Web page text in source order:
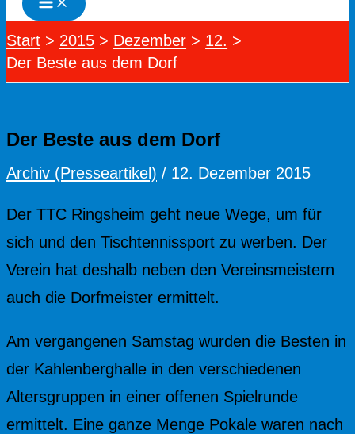
Start 2015 Dezember
12.
Der Beste aus dem Dorf
Der Beste aus dem Dorf
Archiv (Presseartikel) / 12. Dezember 2015
Der TTC Ringsheim geht neue Wege, um für
sich und den Tischtennissport zu werben. Der
Verein hat deshalb neben den Vereinsmeistern
auch die Dorfmeister ermittelt.
Am vergangenen Samstag wurden die Besten in
der Kahlenberghalle in den verschiedenen
Altersgruppen in einer offenen Spielrunde
ermittelt. Eine ganze Menge Pokale waren nach